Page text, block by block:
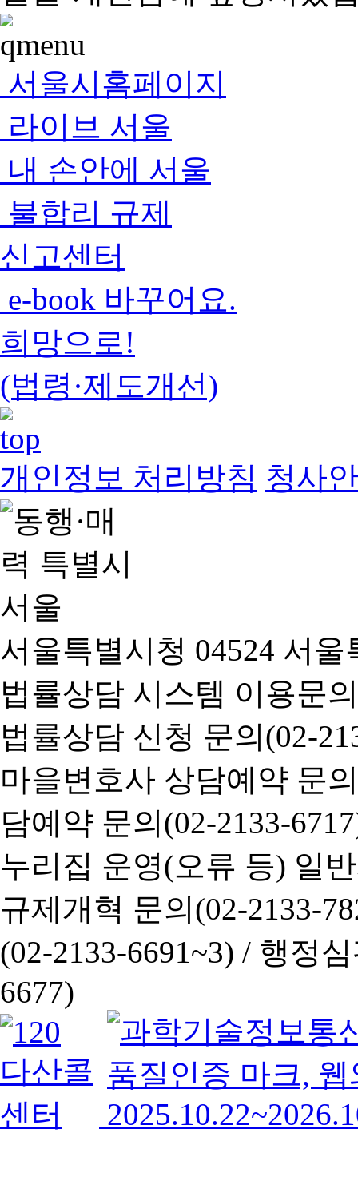
서울시홈페이지
라이브 서울
내 손안에 서울
불합리 규제
신고센터
e-book 바꾸어요.
희망으로!
(법령·제도개선)
개인정보 처리방침 청사
서울특별시청 04524 서
법률상담 시스템 이용문
법률상담 신청 문의(02-
마을변호사 상담예약 문
담예약 문의(02-2133-
누리집 운영(오류 등) 일
규제개혁 문의(02-2133-
(02-2133-6691~3) / 행정심
6677)